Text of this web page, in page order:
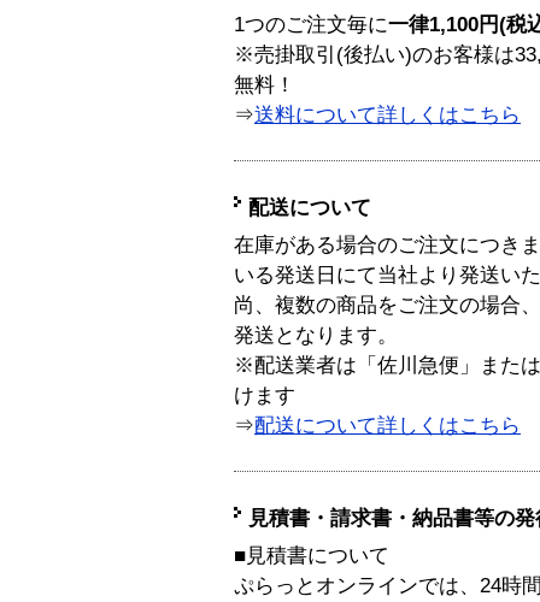
1つのご注文毎に一律1,100円(税
※売掛取引(後払い)のお客様は
無料！
⇒送料について詳しくはこちら
配送について
在庫がある場合のご注文につき
いる発送日にて当社より発送い
尚、複数の商品をご注文の場合
発送となります。
※配送業者は「佐川急便」また
けます
⇒配送について詳しくはこちら
見積書・請求書・納品書等の
■見積書について
ぷらっとオンラインでは、24時